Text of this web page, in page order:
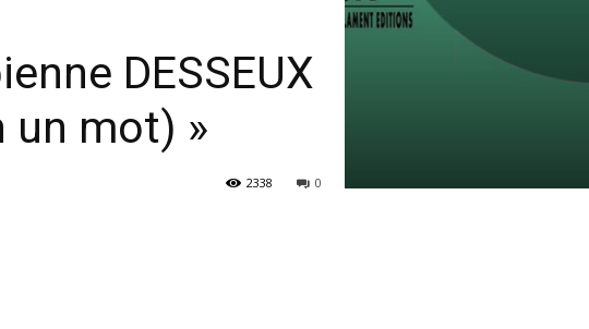
DESSEUX
un mot) »
0
2338